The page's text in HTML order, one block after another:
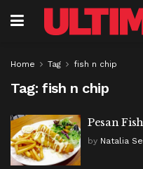
Home Tag fish n chip
Tag: fish n chip
Pesan
by Natalia